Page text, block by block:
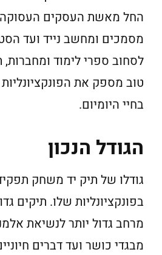
החל מאשת העסקים
מסמכים ומחשב נייד ועד
לסחוב ספרי לימוד ומחברות,
טוב מספק את
בחיי היומיום.
הגודל הנכון
גודלו של תיק יד משחק
בפונקציונליות שלו. תיקים
מרחב גדול יותר לנשיאת
מבגדי כושר ועד דברים